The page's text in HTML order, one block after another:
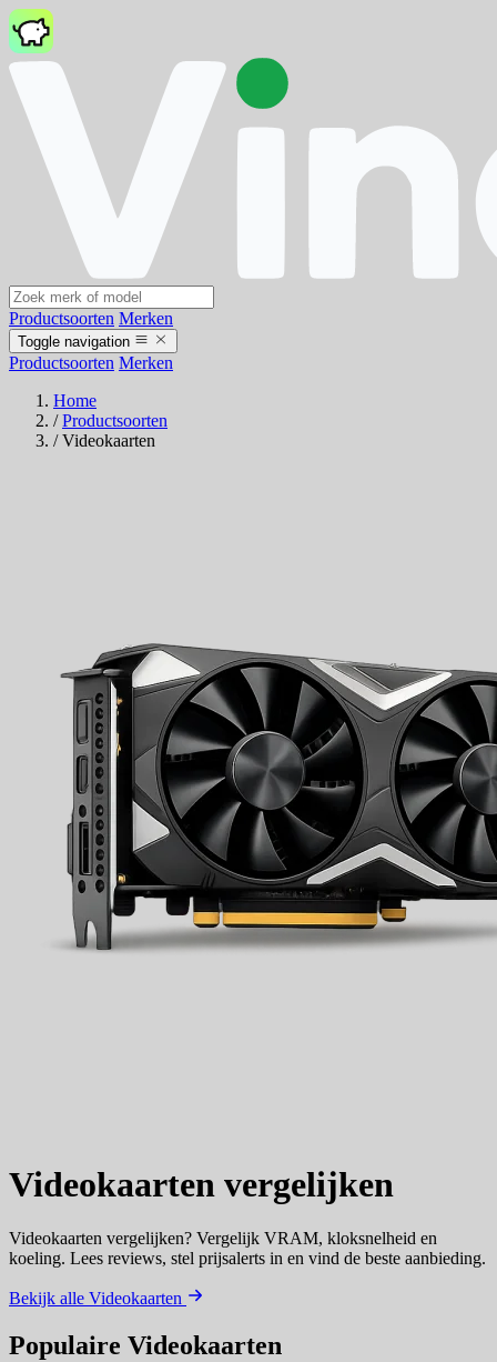
Productsoorten Merken
Toggle navigation
Productsoorten Merken
Home
/ Productsoorten
/ Videokaarten
Videokaarten vergelijken
Videokaarten vergelijken? Vergelijk VRAM, kloksnelheid en
koeling. Lees reviews, stel prijsalerts in en vind de beste aanbieding.
Bekijk alle Videokaarten
Populaire Videokaarten